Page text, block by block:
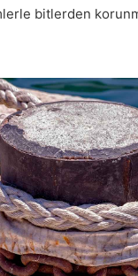
bitlerden